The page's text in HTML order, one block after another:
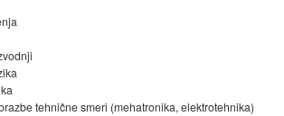
tehnične smeri (mehatronika, elektrotehnika)